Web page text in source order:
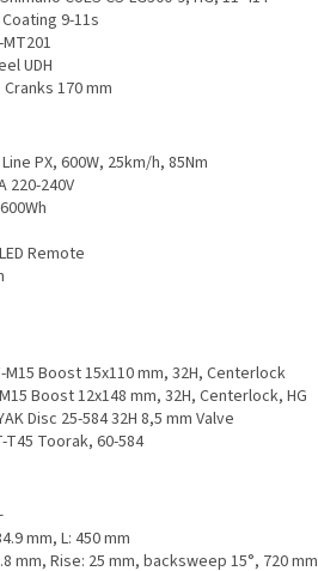
9-11s
UDH
Cranks 170 mm
PX, 600W, 25km/h, 85Nm
220-240V
Remote
M15 Boost 15x110 mm, 32H, Centerlock
M15 Boost 12x148 mm, 32H, Centerlock, HG
Disc 25-584 32H 8,5 mm Valve
T45 Toorak, 60-584
mm, L: 450 mm
mm, Rise: 25 mm, backsweep 15°, 720 mm